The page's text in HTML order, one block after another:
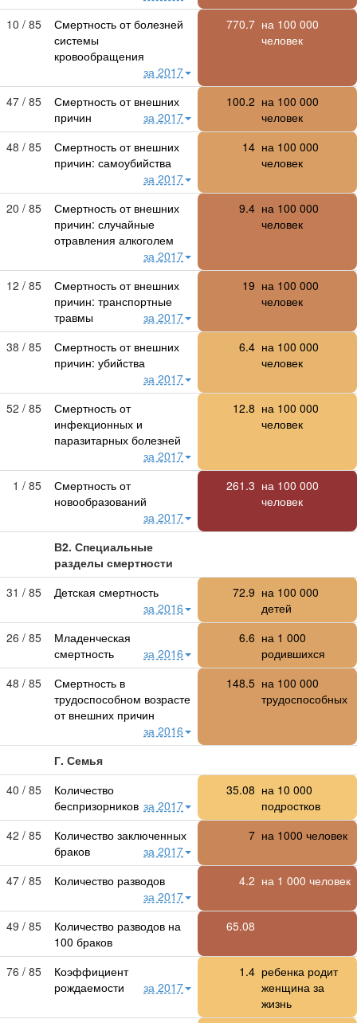
10 / 85
Смертность от болезней
системы
кровообращения
за 2017
770.7 на 100 000
человек
47 / 85
Смертность от внешних
причин
за 2017
100.2 на 100 000
человек
48 / 85
Смертность от внешних
причин: самоубийства
за 2017
14 на 100 000
человек
20 / 85
Смертность от внешних
причин: случайные
отравления алкоголем
за 2017
9.4 на 100 000
человек
12 / 85
Смертность от внешних
причин: транспортные
травмы
за 2017
19 на 100 000
человек
38 / 85
Смертность от внешних
причин: убийства
за 2017
6.4 на 100 000
человек
52 / 85
Смертность от
инфекционных и
паразитарных болезней
за 2017
12.8 на 100 000
человек
1 / 85
Смертность от
новообразований
за 2017
261.3 на 100 000
человек
В2. Специальные
разделы смертности
31 / 85
Детская смертность
за 2016
72.9 на 100 000
детей
26 / 85
Младенческая
смертность
за 2016
6.6 на 1 000
родившихся
48 / 85
Смертность в
трудоспособном возрасте
от внешних причин
за 2016
148.5 на 100 000
трудоспособных
Г. Семья
40 / 85
Количество
беспризорников за 2017
35.08 на 10 000
подростков
42 / 85
Количество заключенных
браков
за 2017
7 на 1000 человек
47 / 85
Количество разводов
за 2017
4.2 на 1 000 человек
49 / 85
Количество разводов на
100 браков
65.08
76 / 85
Коэффициент
рождаемости
за 2017
1.4 ребенка родит
женщина за
жизнь